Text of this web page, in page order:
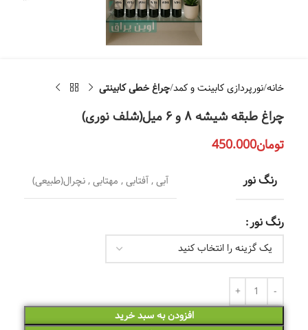
خانه نورپردازی کابینت و کمد چراغ خطی کابینتی
چراغ طبقه شیشه‌ ۸ و ۶ میل(شلف نوری)
تومان450.000
رنگ نور آبی,آفتابی, مهتابی,نچرال(طبیعی)
رنگ نور
افزودن به سبد خرید